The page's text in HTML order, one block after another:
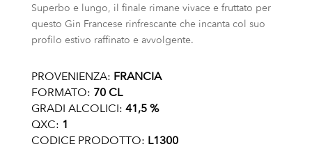
Superbo e lungo, il finale rimane vivace e fruttato per
questo Gin Francese rinfrescante che incanta col suo
profilo estivo raffinato e avvolgente.
PROVENIENZA: FRANCIA
FORMATO: 70 CL
GRADI ALCOLICI: 41,5 %
QXC: 1
CODICE PRODOTTO: L1300